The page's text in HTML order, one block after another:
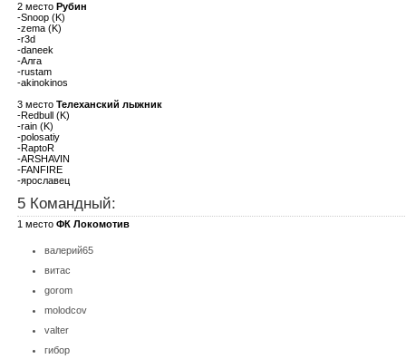
2 место Рубин
-Snoop (K)
-zema (K)
-r3d
-daneek
-Алга
-rustam
-akinokinos
3 место Телеханский лыжник
-Redbull (K)
-rain (K)
-polosatiy
-RaptoR
-ARSHAVIN
-FANFIRE
-ярославец
5 Командный:
1 место ФК Локомотив
валерий65
витас
gorom
molodcov
valter
гибор